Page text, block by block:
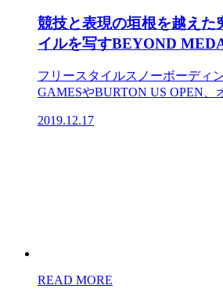
競技と表現の垣根を越えた
イルを写すBEYOND
フリースタイルスノーボーディ
GAMESやBURTON US OPEN、
2019.12.17
READ MORE